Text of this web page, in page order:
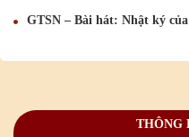
GTSN – Bài hát: Nhật ký
THÔNG
Chúc mừng Giáng sinh và
Mừng Xuân Tân Sửu 2021 10
Mừng Xuân Canh Tý 2020 22